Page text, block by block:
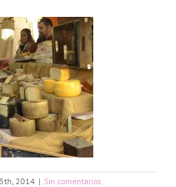
2014 | Sin comentarios